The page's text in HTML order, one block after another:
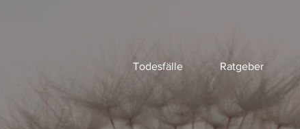
Todesfälle Ratgeber